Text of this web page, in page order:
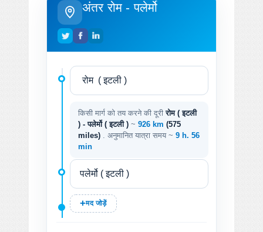
अंतर रोम - पलेर्मो
किसी मार्ग को तय करने की दूरीरोम ( इटली
) - पलेर्मो ( इटली ) ~ 926 km (575
miles)
. अनुमानित यात्रा समय ~ 9 h. 56
min
मद जोड़ें